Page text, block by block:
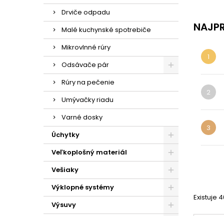
Drviče odpadu
Malé kuchynské spotrebiče
Mikrovlnné rúry
Odsávače pár
Rúry na pečenie
Umývačky riadu
Varné dosky
Úchytky
Veľkoplošný materiál
Vešiaky
Výklopné systémy
Výsuvy
1
2
3
Existuje